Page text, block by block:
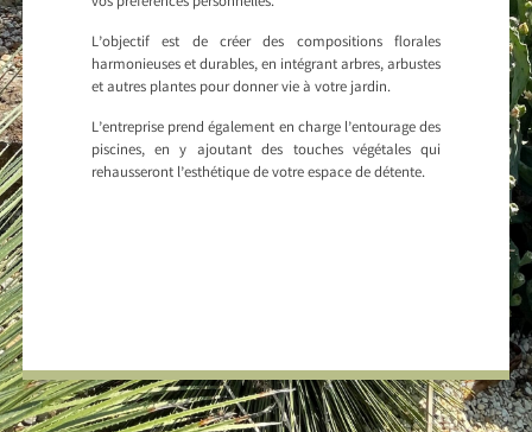
L’objectif est de créer des compositions florales
harmonieuses et durables, en intégrant arbres, arbustes
et autres plantes pour donner vie à votre jardin.
L’entreprise prend également en charge l’entourage des
piscines, en y ajoutant des touches végétales qui
rehausseront l’esthétique de votre espace de détente.